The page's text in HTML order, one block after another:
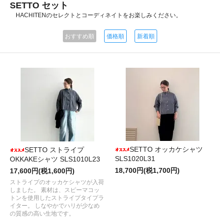
SETTO セット
HACHITENのセレクトとコーディネイトをお楽しみください。
おすすめ順 価格順 新着順
SETTO ストライプ
OKKAKEシャツ SLS1010L23
17,600円(税1,600円)
ストライプのオッカケシャツが入荷
しました。 素材は、スピーマコッ
トンを使用したストライプタイプラ
イター。 しなやかでハリが少なめ
の質感の高い生地です。
SETTO オッカケシャツ
SLS1020L31
18,700円(税1,700円)